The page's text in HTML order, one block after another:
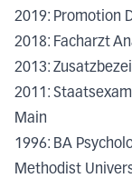
2019: Promotion
2018: Facharzt
2013:
2011:
Main
1996: BA
Methodist